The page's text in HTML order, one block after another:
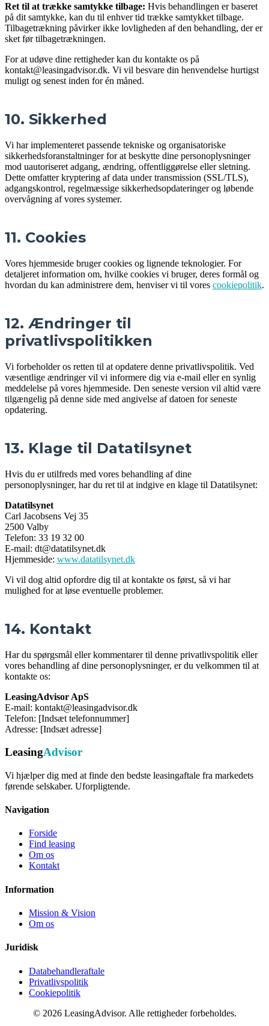
Ret til at trække samtykke tilbage: Hvis behandlingen er baseret
på dit samtykke, kan du til enhver tid trække samtykket tilbage.
Tilbagetrækning påvirker ikke lovligheden af den behandling, der er
sket før tilbagetrækningen.
For at udøve dine rettigheder kan du kontakte os på
kontakt@leasingadvisor.dk. Vi vil besvare din henvendelse hurtigst
muligt og senest inden for én måned.
10. Sikkerhed
Vi har implementeret passende tekniske og organisatoriske
sikkerhedsforanstaltninger for at beskytte dine personoplysninger
mod uautoriseret adgang, ændring, offentliggørelse eller sletning.
Dette omfatter kryptering af data under transmission (SSL/TLS),
adgangskontrol, regelmæssige sikkerhedsopdateringer og løbende
overvågning af vores systemer.
11. Cookies
Vores hjemmeside bruger cookies og lignende teknologier. For
detaljeret information om, hvilke cookies vi bruger, deres formål og
hvordan du kan administrere dem, henviser vi til vores cookiepolitik.
12. Ændringer til
privatlivspolitikken
Vi forbeholder os retten til at opdatere denne privatlivspolitik. Ved
væsentlige ændringer vil vi informere dig via e-mail eller en synlig
meddelelse på vores hjemmeside. Den seneste version vil altid være
tilgængelig på denne side med angivelse af datoen for seneste
opdatering.
13. Klage til Datatilsynet
Hvis du er utilfreds med vores behandling af dine
personoplysninger, har du ret til at indgive en klage til Datatilsynet:
Datatilsynet
Carl Jacobsens Vej 35
2500 Valby
Telefon: 33 19 32 00
E-mail: dt@datatilsynet.dk
Hjemmeside: www.datatilsynet.dk
Vi vil dog altid opfordre dig til at kontakte os først, så vi har
mulighed for at løse eventuelle problemer.
14. Kontakt
Har du spørgsmål eller kommentarer til denne privatlivspolitik eller
vores behandling af dine personoplysninger, er du velkommen til at
kontakte os:
LeasingAdvisor ApS
E-mail: kontakt@leasingadvisor.dk
Telefon: [Indsæt telefonnummer]
Adresse: [Indsæt adresse]
LeasingAdvisor
Vi hjælper dig med at finde den bedste leasingaftale fra markedets
førende selskaber. Uforpligtende.
Navigation
Forside
Find leasing
Om os
Kontakt
Information
Mission & Vision
Om os
Juridisk
Databehandleraftale
Privatlivspolitik
Cookiepolitik
© 2026 LeasingAdvisor. Alle rettigheder forbeholdes.